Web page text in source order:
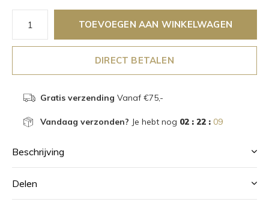
TOEVOEGEN AAN WINKELWAGEN
DIRECT BETALEN
Gratis verzending Vanaf €75,-
Vandaag verzonden? Je hebt nog 02 : 22 : 09
Beschrijving
Delen